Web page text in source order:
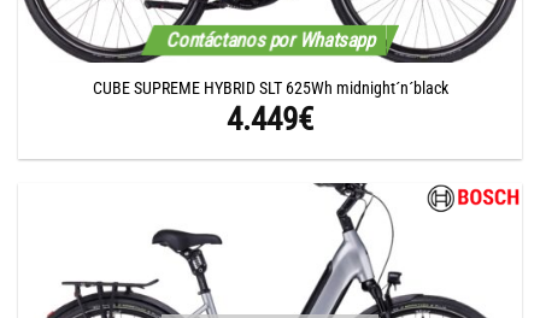
Contáctanos por Whatsapp
CUBE SUPREME HYBRID SLT 625Wh midnight´n´black
4.449€